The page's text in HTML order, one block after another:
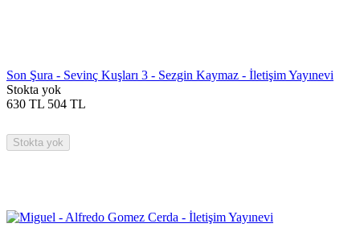
Son Şura - Sevinç Kuşları 3 - Sezgin Kaymaz - İletişim Yayınevi
Stokta yok
630 TL 504 TL
Stokta yok